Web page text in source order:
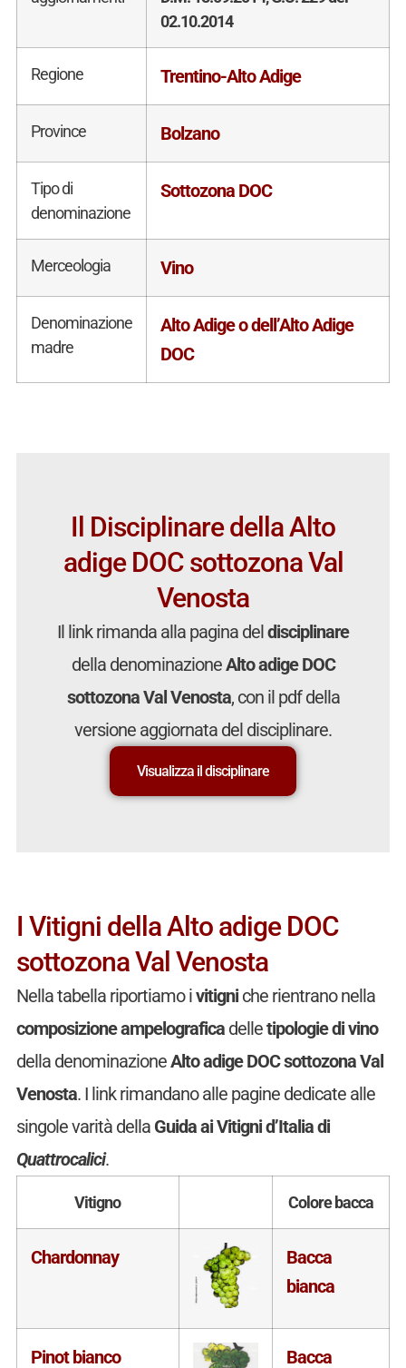
02.10.2014
Regione Trentino-Alto Adige
Province Bolzano
Tipo di
denominazione
Sottozona DOC
Merceologia Vino
Denominazione
madre
Alto Adige o dell’Alto Adige
DOC
Il Disciplinare della Alto
adige DOC sottozona Val
Venosta
Il link rimanda alla pagina deldisciplinare
della denominazioneAlto adige DOC
sottozona Val Venosta, con il pdf della
versione aggiornata del disciplinare.
Visualizza il disciplinare
I Vitigni della Alto adige DOC
sottozona Val Venosta
Nella tabella riportiamo ivitigniche rientrano nella
composizione ampelograficadelletipologie di vino
della denominazioneAlto adige DOC sottozona Val
Venosta. I link rimandano alle pagine dedicate alle
singole varità della Guida ai Vitigni d’Italia di
Quattrocalici.
Vitigno Colore bacca
Chardonnay
Bacca
bianca
Pinot bianco Bacca